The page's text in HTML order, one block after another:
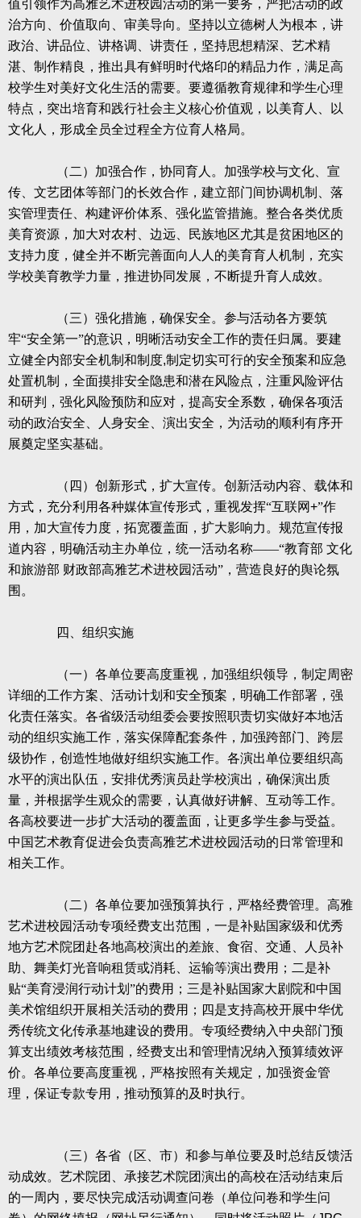
值引领作为高雅艺术进校园活动的第一要务，严把活动的政
治方向、价值取向、审美导向。坚持以立德树人为根本，讲
政治、讲品位、讲格调、讲责任，坚持思想精深、艺术精
湛、制作精良，推出具有鲜明时代烙印的精品力作，满足高
校学生对美好文化生活的需要。要遵循教育规律和学生心理
特点，突出培育和践行社会主义核心价值观，以美育人、以
文化人，形成全员全过程全方位育人格局。
（二）加强合作，协同育人。加强学校与文化、宣
传、文艺团体等部门的长效合作，建立部门间协调机制、落
实管理责任、构建评价体系、强化监管措施。整合各类优质
美育资源，加大对农村、边远、民族地区尤其是贫困地区的
支持力度，健全并不断完善面向人人的美育育人机制，充实
学校美育教学力量，推进协同发展，不断提升育人成效。
（三）强化措施，确保安全。参与活动各方要筑
牢“安全第一”的意识，明晰活动安全工作的责任归属。要建
立健全内部安全机制和制度,制定切实可行的安全预案和应急
处置机制，全面摸排安全隐患和潜在风险点，注重风险评估
和研判，强化风险预防和应对，提高安全系数，确保各项活
动的政治安全、人身安全、演出安全，为活动的顺利有序开
展奠定坚实基础。
（四）创新形式，扩大宣传。创新活动内容、载体和
方式，充分利用各种媒体宣传形式，重视发挥“互联网+”作
用，加大宣传力度，拓宽覆盖面，扩大影响力。规范宣传报
道内容，明确活动主办单位，统一活动名称——“教育部 文化
和旅游部 财政部高雅艺术进校园活动”，营造良好的舆论氛
围。
四、组织实施
（一）各单位要高度重视，加强组织领导，制定周密
详细的工作方案、活动计划和安全预案，明确工作部署，强
化责任落实。各省级活动组委会要按照职责切实做好本地活
动的组织实施工作，落实保障配套条件，加强跨部门、跨层
级协作，创造性地做好组织实施工作。各演出单位要组织高
水平的演出队伍，安排优秀演员赴学校演出，确保演出质
量，并根据学生观众的需要，认真做好讲解、互动等工作。
各高校要进一步扩大活动的覆盖面，让更多学生参与受益。
中国艺术教育促进会负责高雅艺术进校园活动的日常管理和
相关工作。
（二）各单位要加强预算执行，严格经费管理。高雅
艺术进校园活动专项经费支出范围，一是补贴国家级和优秀
地方艺术院团赴各地高校演出的差旅、食宿、交通、人员补
助、舞美灯光音响租赁或消耗、运输等演出费用；二是补
贴“美育浸润行动计划”的费用；三是补贴国家大剧院和中国
美术馆组织开展相关活动的费用；四是支持高校开展中华优
秀传统文化传承基地建设的费用。专项经费纳入中央部门预
算支出绩效考核范围，经费支出和管理情况纳入预算绩效评
价。各单位要高度重视，严格按照有关规定，加强资金管
理，保证专款专用，推动预算的及时执行。
（三）各省（区、市）和参与单位要及时总结反馈活
动成效。艺术院团、承接艺术院团演出的高校在活动结束后
的一周内，要尽快完成活动调查问卷（单位问卷和学生问